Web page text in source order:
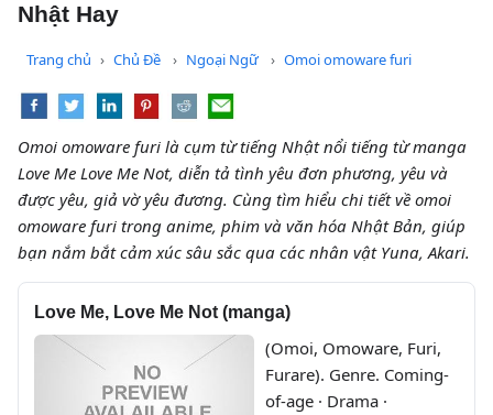
Nhật Hay
Trang chủ Chủ Đề Ngoại Ngữ Omoi omoware furi
Omoi omoware furi là cụm từ tiếng Nhật nổi tiếng từ manga
Love Me Love Me Not, diễn tả tình yêu đơn phương, yêu và
được yêu, giả vờ yêu đương. Cùng tìm hiểu chi tiết về omoi
omoware furi trong anime, phim và văn hóa Nhật Bản, giúp
bạn nắm bắt cảm xúc sâu sắc qua các nhân vật Yuna, Akari.
Love Me, Love Me Not (manga)
(Omoi, Omoware, Furi,
Furare). Genre. Coming-
of-age · Drama ·